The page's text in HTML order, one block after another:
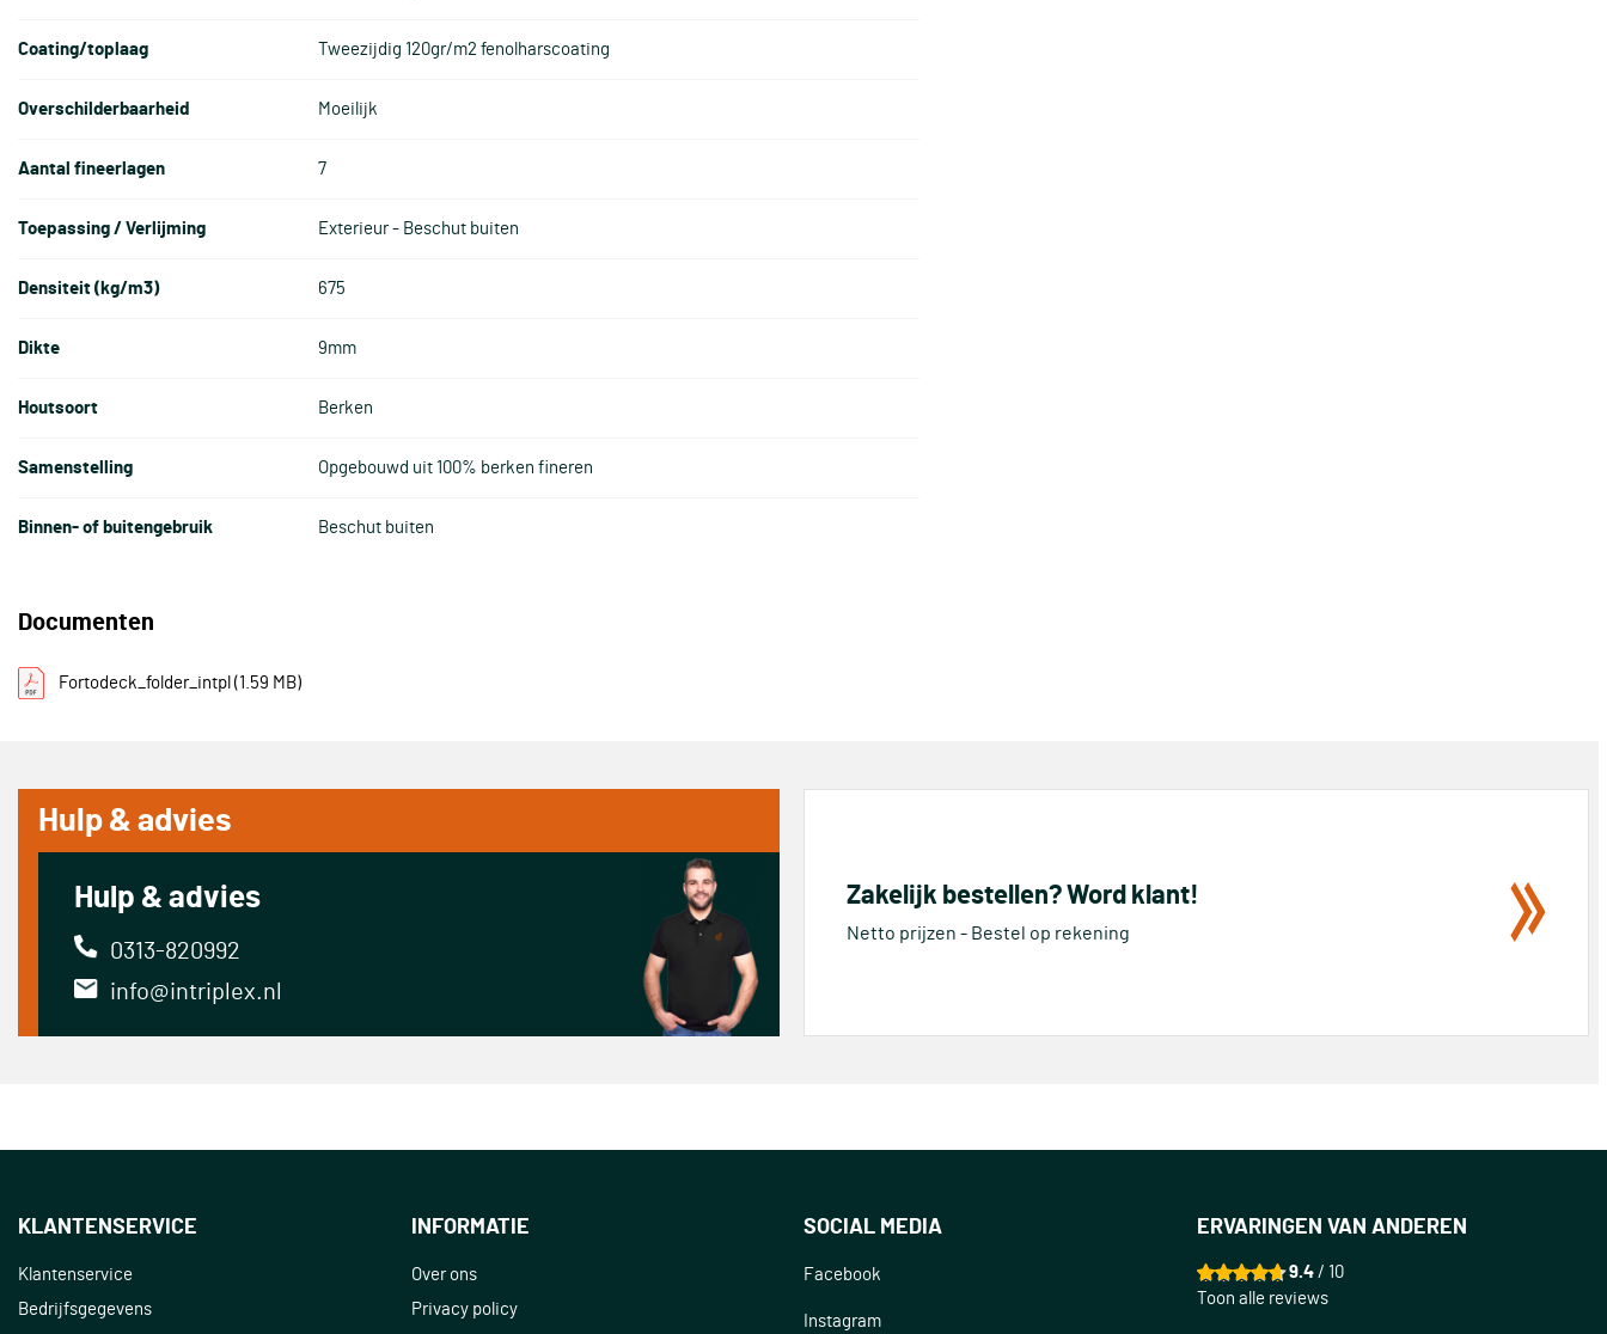
Coating/toplaag Tweezijdig 120gr/m2 fenolharscoating
Overschilderbaarheid Moeilijk
Aantal fineerlagen 7
Toepassing / Verlijming Exterieur - Beschut buiten
Densiteit (kg/m3) 675
Dikte 9mm
Houtsoort Berken
Samenstelling Opgebouwd uit 100% berken fineren
Binnen- of buitengebruik Beschut buiten
Documenten
Fortodeck_folder_intpl (1.59 MB)
Hulp & advies
Hulp & advies
0313-820992
info@intriplex.nl
Zakelijk bestellen? Word klant!
Netto prijzen - Bestel op rekening
KLANTENSERVICE
Klantenservice
Bedrijfsgegevens
INFORMATIE
Over ons
Privacy policy
SOCIAL MEDIA
Facebook
Instagram
ERVARINGEN VAN ANDEREN
9.4 / 10
Toon alle reviews